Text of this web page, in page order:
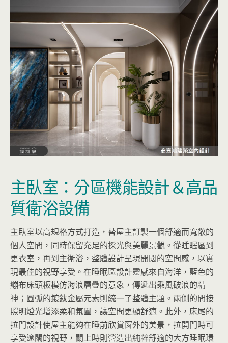
主臥室：分區機能設計＆高品
質衛浴設備
主臥室以高規格方式打造，替屋主訂製一個舒適而寬敞的
個人空間，同時保留充足的採光與美麗景觀。從睡眠區到
更衣室，再到主衛浴，整體設計呈現開闊的空間感，以實
現最佳的視野享受。在睡眠區設計靈感來自海洋，藍色的
繃布床頭板模仿海浪層疊的意象，傳遞出乘風破浪的精
神；圓弧的鍍鈦金屬元素則統一了整體主題。兩側的間接
照明燈光增添柔和氛圍，讓空間更顯舒適。此外，床尾的
拉門設計使屋主能夠在睡前欣賞窗外的美景，拉開門時可
享受遼闊的視野，關上時則營造出純粹舒適的大方睡眠環